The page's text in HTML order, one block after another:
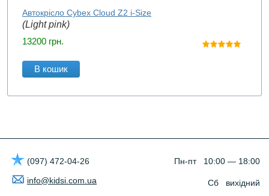
Автокрісло Cybex Cloud Z2 i-Size
(Light pink)
13200 грн.
В кошик
(097) 472-04-26
info@kidsi.com.ua
Пн-пт 10:00 — 18:00
Сб вихідний